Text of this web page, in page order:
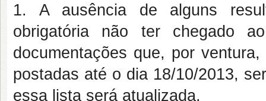
1. A ausência de alguns
obrigatória não ter chegado
documentações que, por
postadas até o dia 18/10/2013,
essa lista será atualizada.